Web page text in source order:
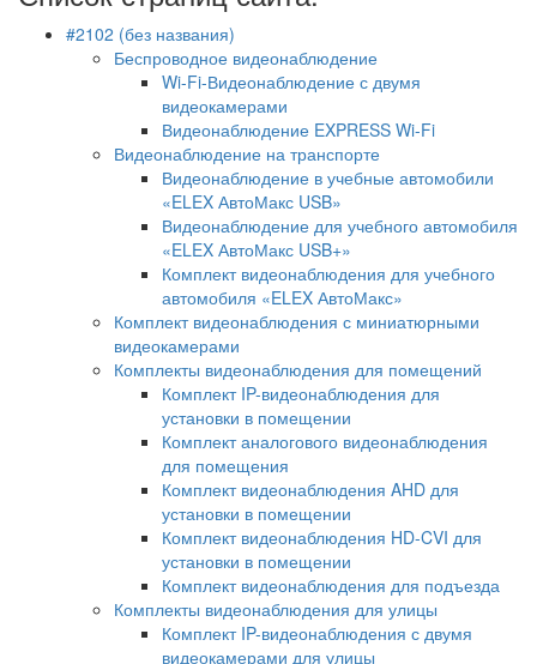
#2102 (без названия)
Беспроводное видеонаблюдение
Wi-Fi-Видеонаблюдение с двумя
видеокамерами
Видеонаблюдение EXPRESS Wi-Fi
Видеонаблюдение на транспорте
Видеонаблюдение в учебные автомобили
«ELEX АвтоМакс USB»
Видеонаблюдение для учебного автомобиля
«ELEX АвтоМакс USB+»
Комплект видеонаблюдения для учебного
автомобиля «ELEX АвтоМакс»
Комплект видеонаблюдения с миниатюрными
видеокамерами
Комплекты видеонаблюдения для помещений
Комплект IP-видеонаблюдения для
установки в помещении
Комплект аналогового видеонаблюдения
для помещения
Комплект видеонаблюдения AHD для
установки в помещении
Комплект видеонаблюдения HD-CVI для
установки в помещении
Комплект видеонаблюдения для подъезда
Комплекты видеонаблюдения для улицы
Комплект IP-видеонаблюдения с двумя
видеокамерами для улицы